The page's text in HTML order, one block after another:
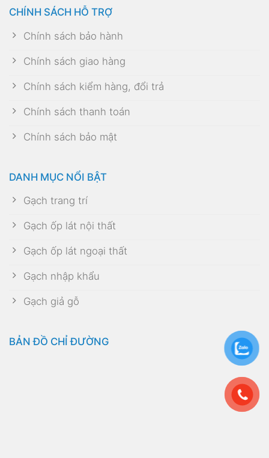
CHÍNH SÁCH HỖ TRỢ
Chính sách bảo hành
Chính sách giao hàng
Chính sách kiểm hàng, đổi trả
Chính sách thanh toán
Chính sách bảo mật
DANH MỤC NỔI BẬT
Gạch trang trí
Gạch ốp lát nội thất
Gạch ốp lát ngoại thất
Gạch nhập khẩu
Gạch giả gỗ
BẢN ĐỒ CHỈ ĐƯỜNG